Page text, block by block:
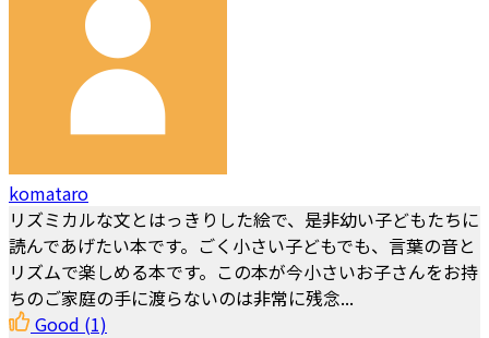
komataro
リズミカルな文とはっきりした絵で、是非幼い子どもたちに
読んであげたい本です。ごく小さい子どもでも、言葉の音と
リズムで楽しめる本です。この本が今小さいお子さんをお持
ちのご家庭の手に渡らないのは非常に残念...
Good (1)